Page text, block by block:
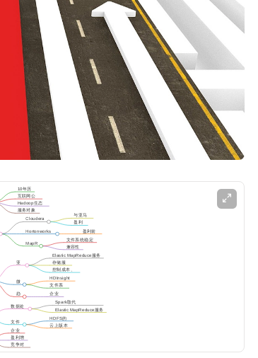
云上版本
HDFS的
挑战
Elastic MapReduce服务
Spark取代
MapReduce
企业
上云
文件系
统实现
HDInsight
控制成本、
定价便宜
存储服
务S3
Elastic MapReduce服务
兼容性
文件系统稳定
性和性能
盈利前
盈利
与亚马
逊竞争
竞争对
盈利增
长点
企业
上云
文件
数据处
趋
微
亚
MapR
Hortonworks
Cloudera
服务对象
的变化
Hadoop生态
体系
互联网公
司的需求
10年历
史 